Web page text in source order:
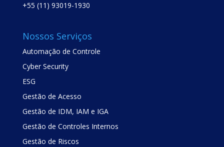
+55 (11) 93019-1930
Nossos Serviços
Automação de Controle
Cyber Security
ESG
Gestão de Acesso
Gestão de IDM, IAM e IGA
Gestão de Controles Internos
Gestão de Riscos